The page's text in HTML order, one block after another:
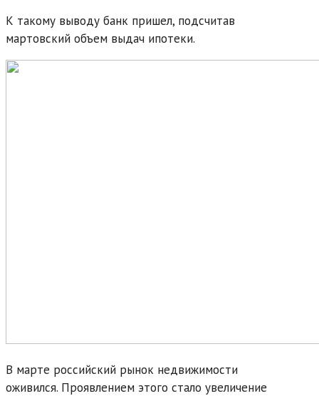
К такому выводу банк пришел, подсчитав
мартовский объем выдач ипотеки.
В марте российский рынок недвижимости
оживился. Проявлением этого стало увеличение